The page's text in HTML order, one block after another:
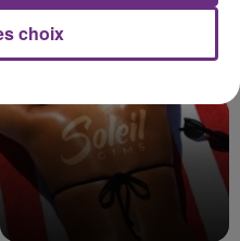
15h58
15h58
choix